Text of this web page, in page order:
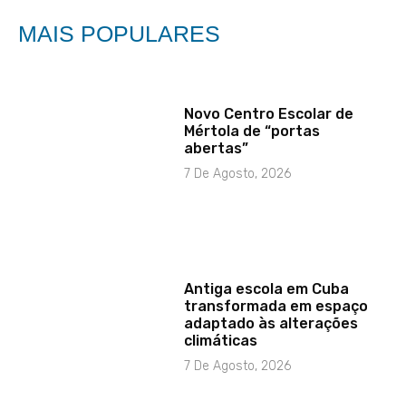
MAIS POPULARES
Novo Centro Escolar de
Mértola de “portas
abertas”
7 De Agosto, 2026
Antiga escola em Cuba
transformada em espaço
adaptado às alterações
climáticas
7 De Agosto, 2026